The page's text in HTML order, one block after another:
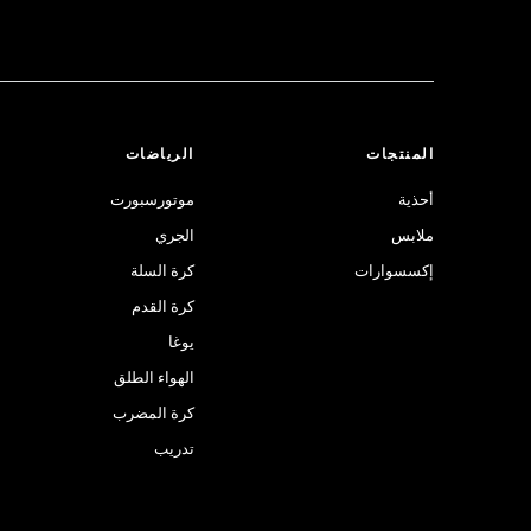
المنتجات
أحذية
ملابس
إكسسوارات
الرياضات
موتورسبورت
الجري
كرة السلة
كرة القدم
يوغا
الهواء الطلق
كرة المضرب
تدريب